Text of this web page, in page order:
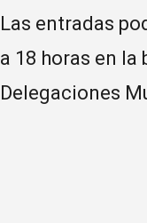
Las entradas
a 18 horas en
Delegaciones